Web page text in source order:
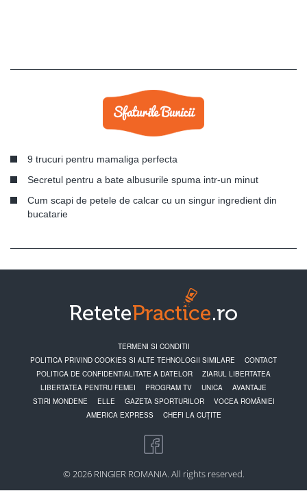
9 trucuri pentru mamaliga perfecta
Secretul pentru a bate albusurile spuma intr-un minut
Cum scapi de petele de calcar cu un singur ingredient din
bucatarie
TERMENI SI CONDITII
POLITICA PRIVIND COOKIES SI ALTE TEHNOLOGII SIMILARE
CONTACT
POLITICA DE CONFIDENTIALITATE A DATELOR
ZIARUL LIBERTATEA
LIBERTATEA PENTRU FEMEI
PROGRAM TV UNICA
AVANTAJE
STIRI MONDENE
ELLE GAZETA SPORTURILOR
VOCEA ROMÂNIEI
AMERICA EXPRESS
CHEFI LA CUȚITE
© 2026 RINGIER ROMANIA. All rights reserved.